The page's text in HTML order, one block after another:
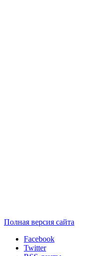
Полная версия сайта
Facebook
Twitter